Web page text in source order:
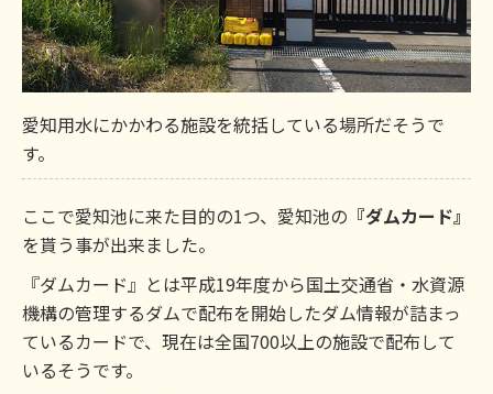
愛知用水にかかわる施設を統括している場所だそうで
す。
ここで愛知池に来た目的の1つ、愛知池の 『ダムカード』
を貰う事が出来ました。
『ダムカード』とは平成19年度から国土交通省・水資源
機構の管理するダムで配布を開始したダム情報が詰まっ
ているカードで、現在は全国700以上の施設で配布して
いるそうです。